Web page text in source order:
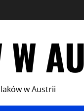
W
w Austrii